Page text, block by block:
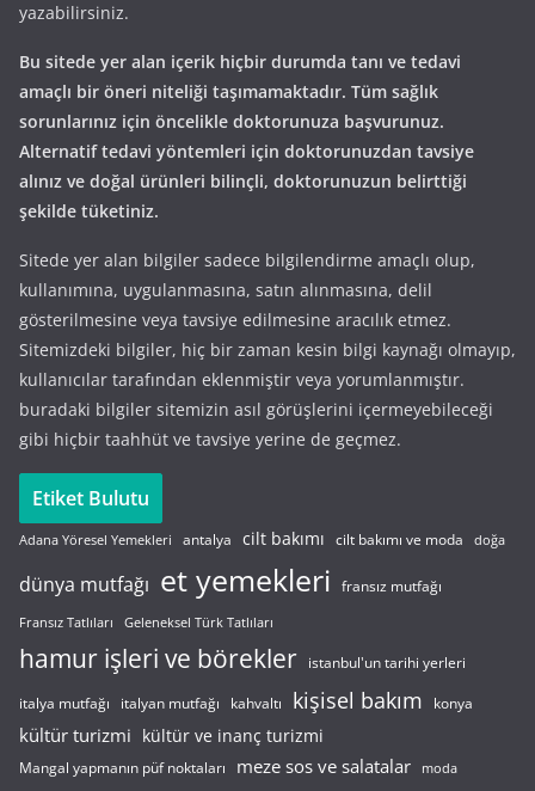
yazabilirsiniz.
Bu sitede yer alan içerik hiçbir durumda tanı ve tedavi
amaçlı bir öneri niteliği taşımamaktadır. Tüm sağlık
sorunlarınız için öncelikle doktorunuza başvurunuz.
Alternatif tedavi yöntemleri için doktorunuzdan tavsiye
alınız ve doğal ürünleri bilinçli, doktorunuzun belirttiği
şekilde tüketiniz.
Sitede yer alan bilgiler sadece bilgilendirme amaçlı olup,
kullanımına, uygulanmasına, satın alınmasına, delil
gösterilmesine veya tavsiye edilmesine aracılık etmez.
Sitemizdeki bilgiler, hiç bir zaman kesin bilgi kaynağı olmayıp,
kullanıcılar tarafından eklenmiştir veya yorumlanmıştır.
buradaki bilgiler sitemizin asıl görüşlerini içermeyebileceği
gibi hiçbir taahhüt ve tavsiye yerine de geçmez.
Etiket Bulutu
Adana Yöresel Yemekleri antalya cilt bakımı cilt bakımı ve moda doğa
dünya mutfağı et yemekleri fransız mutfağı
Fransız Tatlıları Geleneksel Türk Tatlıları
hamur işleri ve börekler istanbul'un tarihi yerleri
italya mutfağı italyan mutfağı kahvaltı kişisel bakım konya
kültür turizmi kültür ve inanç turizmi
Mangal yapmanın püf noktaları meze sos ve salatalar moda